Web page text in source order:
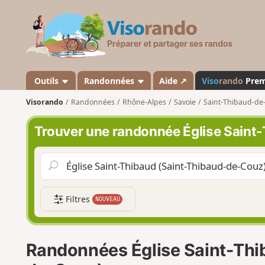
s
a
n
d
o
Outils Randonnées Aide ↗ Visorando
Visorando Randonnées Rhône-Alpes Savoie Saint-Thibaud-
Trouver une randonnée Église
Filtres NOUVEAU
Randonnées Église Saint-